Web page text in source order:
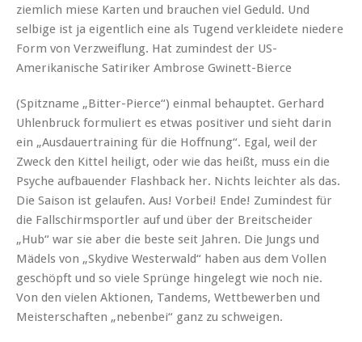
ziemlich miese Karten und brauchen viel Geduld. Und
selbige ist ja eigentlich eine als Tugend verkleidete niedere
Form von Verzweiflung. Hat zumindest der US-
Amerikanische Satiriker Ambrose Gwinett-Bierce
(Spitzname „Bitter-Pierce“) einmal behauptet. Gerhard
Uhlenbruck formuliert es etwas positiver und sieht darin
ein „Ausdauertraining für die Hoffnung“. Egal, weil der
Zweck den Kittel heiligt, oder wie das heißt, muss ein die
Psyche aufbauender Flashback her. Nichts leichter als das.
Die Saison ist gelaufen. Aus! Vorbei! Ende! Zumindest für
die Fallschirmsportler auf und über der Breitscheider
„Hub“ war sie aber die beste seit Jahren. Die Jungs und
Mädels von „Skydive Westerwald“ haben aus dem Vollen
geschöpft und so viele Sprünge hingelegt wie noch nie.
Von den vielen Aktionen, Tandems, Wettbewerben und
Meisterschaften „nebenbei“ ganz zu schweigen.